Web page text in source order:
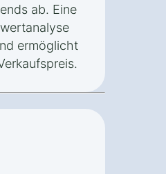
ab. Eine
ermöglicht